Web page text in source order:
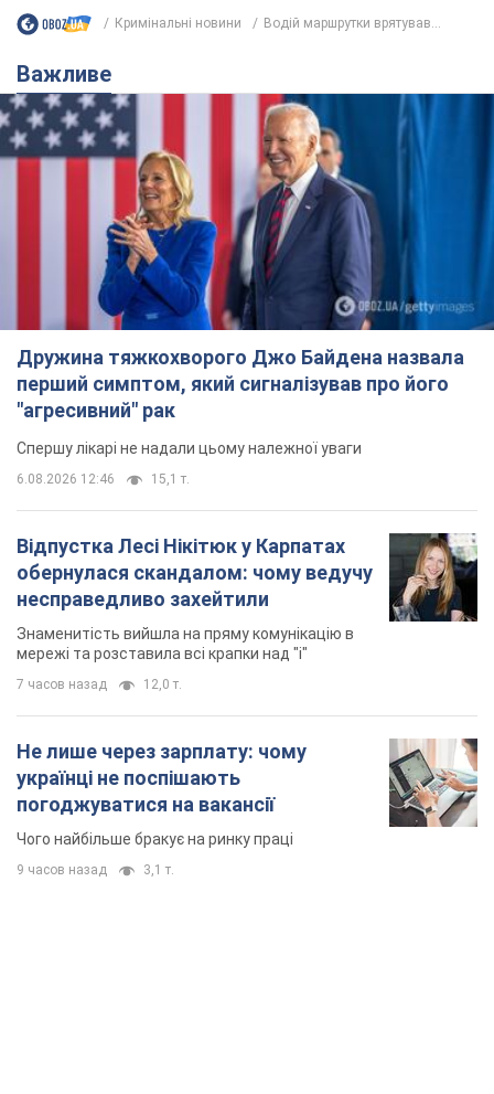
Кримінальні новини Водій маршрутки врятував...
Важливе
Дружина тяжкохворого Джо Байдена назвала
перший симптом, який сигналізував про його
"агресивний" рак
Спершу лікарі не надали цьому належної уваги
6.08.2026 12:46 15,1 т.
Відпустка Лесі Нікітюк у Карпатах
обернулася скандалом: чому ведучу
несправедливо захейтили
Знаменитість вийшла на пряму комунікацію в
мережі та розставила всі крапки над "і"
7 часов назад 12,0 т.
Не лише через зарплату: чому
українці не поспішають
погоджуватися на вакансії
Чого найбільше бракує на ринку праці
9 часов назад 3,1 т.